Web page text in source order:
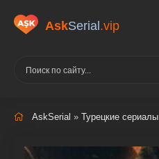
AskSerial .vip
AskSerial » Турецкие сериалы